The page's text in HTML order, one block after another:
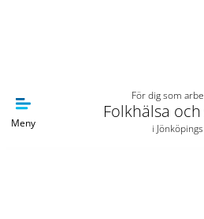
Meny
För dig som
Folkhälsa
i